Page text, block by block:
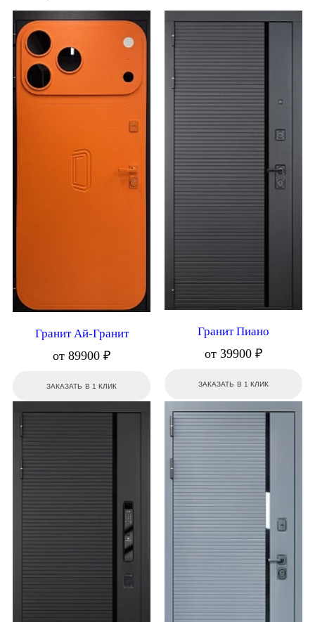
Гранит Ай-Гранит
от 89900 ₽
ЗАКАЗАТЬ В 1 КЛИК
Гранит Пиано
от 39900 ₽
ЗАКАЗАТЬ В 1 КЛИК